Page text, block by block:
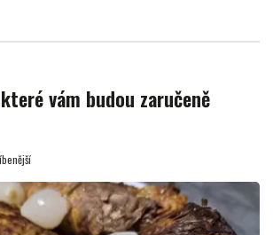
vám budou zaručeně